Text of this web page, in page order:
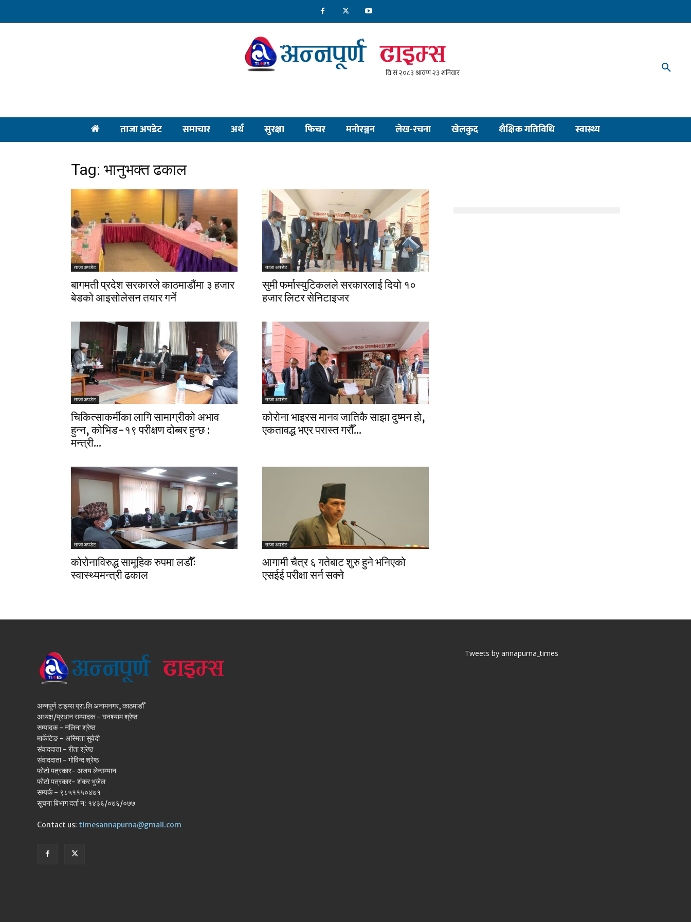
ताजा अपडेट समाचार अर्थ सुरक्षा फिचर मनाेरञ्जन लेख-रचना खेलकुद शैक्षिक गतिविधि स्वास्थ्य
Tag: भानुभक्त ढकाल
ताजा अपडेट
बागमती प्रदेश सरकारले काठमाडौंमा ३ हजार
बेडको आइसोलेसन तयार गर्ने
ताजा अपडेट
सुमी फर्मास्युटिकलले सरकारलाई दियो १०
हजार लिटर सेनिटाइजर
ताजा अपडेट
चिकित्साकर्मीका लागि सामाग्रीको अभाव
हुन्न, कोभिड-१९ परीक्षण दोब्बर हुन्छ :
मन्त्री...
ताजा अपडेट
कोरोना भाइरस मानव जातिकै साझा दुष्मन हो,
एकतावद्ध भएर परास्त गरौँ...
ताजा अपडेट
कोरोनाविरुद्ध सामूहिक रुपमा लडौँः
स्वास्थ्यमन्त्री ढकाल
ताजा अपडेट
आगामी चैत्र ६ गतेबाट शुरु हुने भनिएको
एसईई परीक्षा सर्न सक्ने
अन्नपूर्ण टाइम्स प्रा.लि अनामनगर, काठमाडौँ
अध्यक्ष/प्रधान सम्पादक - घनश्याम श्रेष्ठ
सम्पादक - नलिना श्रेष्ठ
मार्केटिङ - अस्मिता सुवेदी
संवाददाता - रीता श्रेष्ठ
संवाददाता - गोविन्द श्रेष्ठ
फोटो पत्रकार- अजय लेन्सम्यान
फोटो पत्रकार- शंकर भुजेल
सम्पर्क - ९८५११५०४७१
सूचना बिभाग दर्ता न: १४३६/०७६/०७७
Contact us: timesannapurna@gmail.com
Tweets by annapurna_times